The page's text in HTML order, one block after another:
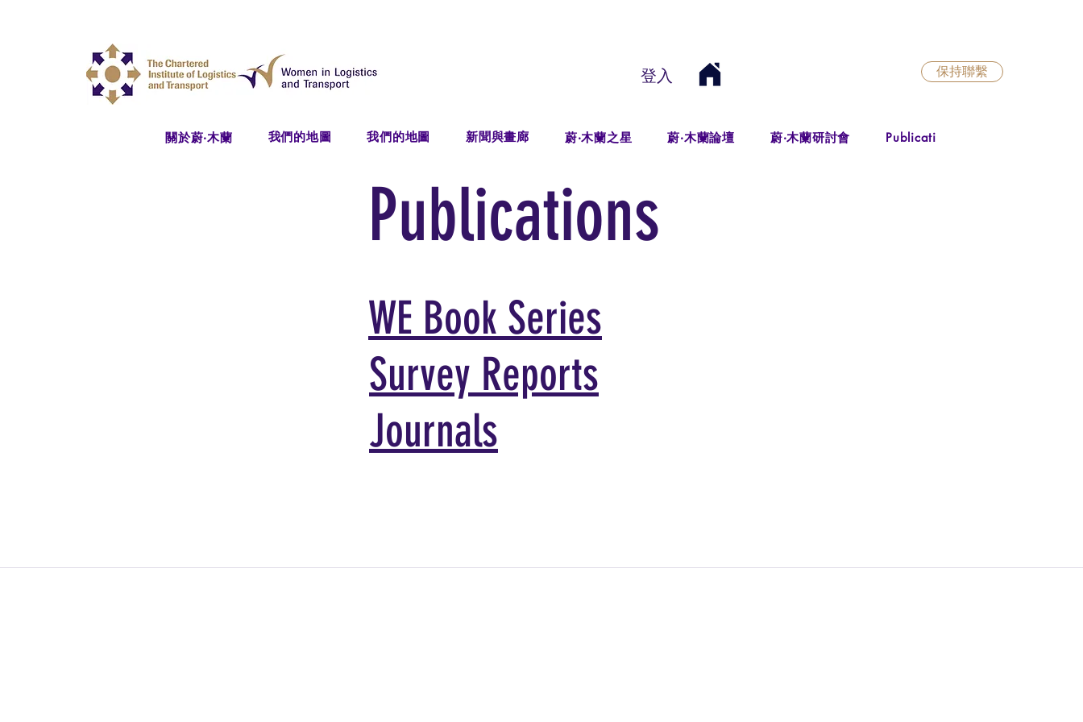
登入 保持聯繫
關於蔚‧木蘭 我們的地圖 我們的地圖 新聞與畫廊 蔚‧木蘭之星 蔚‧木蘭論壇 蔚‧木蘭研討會 Publications
Publications
WE Book Series
Survey Reports
Journals